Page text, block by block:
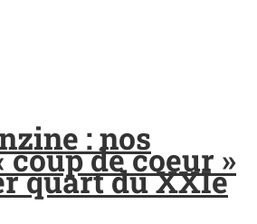
: nos
coup de coeur »
quart du XXIe